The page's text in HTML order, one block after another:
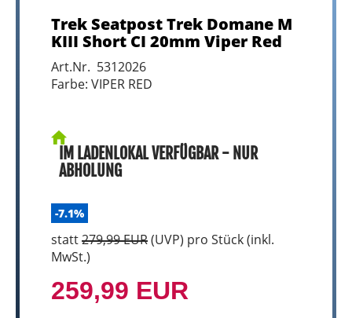
Trek Seatpost Trek Domane M
KIII Short CI 20mm Viper Red
Art.Nr. 5312026
Farbe: VIPER RED
IM LADENLOKAL VERFÜGBAR - NUR
ABHOLUNG
-7.1%
statt279,99 EUR(UVP) pro Stück (inkl.
MwSt.)
259,99 EUR